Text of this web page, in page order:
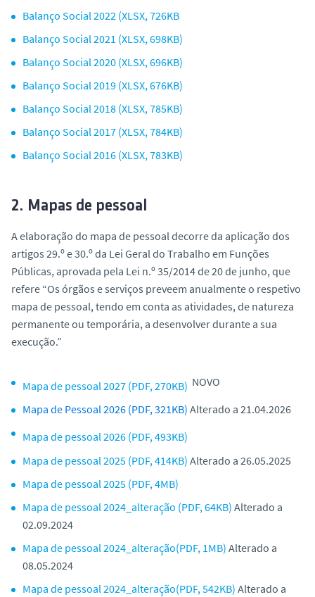
Balanço Social 2022 (XLSX, 726KB
Balanço Social 2021 (XLSX, 698KB)
Balanço Social 2020 (XLSX, 696KB)
Balanço Social 2019 (XLSX, 676KB)
Balanço Social 2018 (XLSX, 785KB)
Balanço Social 2017 (XLSX, 784KB)
Balanço Social 2016 (XLSX, 783KB)
2. Mapas de pessoal
A elaboração do mapa de pessoal decorre da aplicação dos
artigos 29.º e 30.º da Lei Geral do Trabalho em Funções
Públicas, aprovada pela Lei n.º 35/2014 de 20 de junho, que
refere “Os órgãos e serviços preveem anualmente o respetivo
mapa de pessoal, tendo em conta as atividades, de natureza
permanente ou temporária, a desenvolver durante a sua
execução.”
Mapa de pessoal 2027 (PDF, 270KB) NOVO
Mapa de Pessoal 2026 (PDF, 321KB) Alterado a 21.04.2026
Mapa de pessoal 2026 (PDF, 493KB)
Mapa de pessoal 2025 (PDF, 414KB) Alterado a 26.05.2025
Mapa de pessoal 2025 (PDF, 4MB)
Mapa de pessoal 2024_alteração (PDF, 64KB) Alterado a
02.09.2024
Mapa de pessoal 2024_alteração(PDF, 1MB) Alterado a
08.05.2024
Mapa de pessoal 2024_alteração(PDF, 542KB) Alterado a